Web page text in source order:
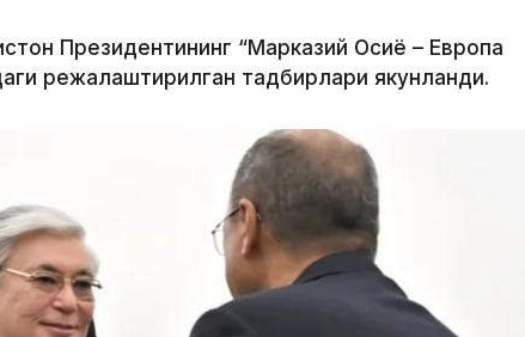
Президентининг “Марказий Осиё – Европа
режалаштирилган тадбирлари якунланди.